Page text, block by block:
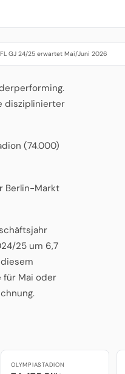
GJ 24/25 erwartet Mai/Juni 2026
disziplinierter
(74.000)
Berlin-Markt
25 um 6,7
für Mai oder
OLYMPIASTADION